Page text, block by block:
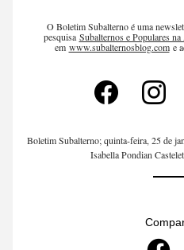
O Boletim Subalterno é uma
pesquisa Subalternos e Populares
em www.subalternosblog.com e
Boletim Subalterno; quinta-feira, 25 de
Isabella Pondian